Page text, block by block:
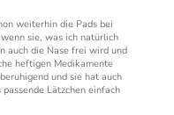
weiterhin die Pads bei
sie, was ich natürlich
auch die Nase frei wird und
heftigen Medikamente
und sie hat auch
Lätzchen einfach